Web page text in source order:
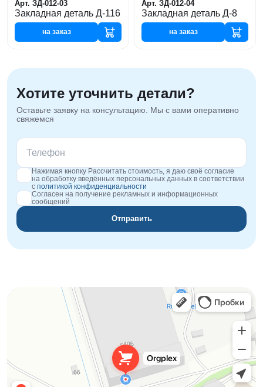
Арт. ЗД-012-03
Закладная деталь Д-116
на заказ
Арт. ЗД-012-04
Закладная деталь Д-8
на заказ
Хотите уточнить детали?
Оставьте заявку на консультацию. Мы с вами оперативно
свяжемся
Нажимая кнопку Рассчитать стоимость, я даю своё согласие
на обработку введённых персональных данных в соответствии
с политикой конфиденциальности
Согласен на получение рекламных и информационных
сообщений
Отправить
Orgplex
Оргстекло, поликарбонат в Лыткарине
Торговое оборудование в Лыткарине